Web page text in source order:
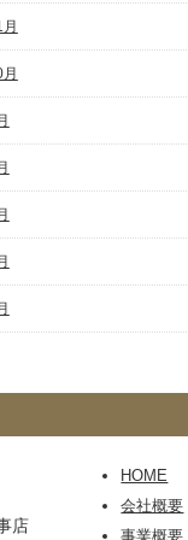
店
HOME
会社概要
事業概要